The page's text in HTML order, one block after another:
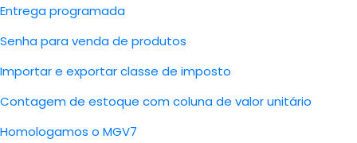
Entrega programada
Senha para venda de produtos
Importar e exportar classe de imposto
Contagem de estoque com coluna de valor unitário
Homologamos o MGV7